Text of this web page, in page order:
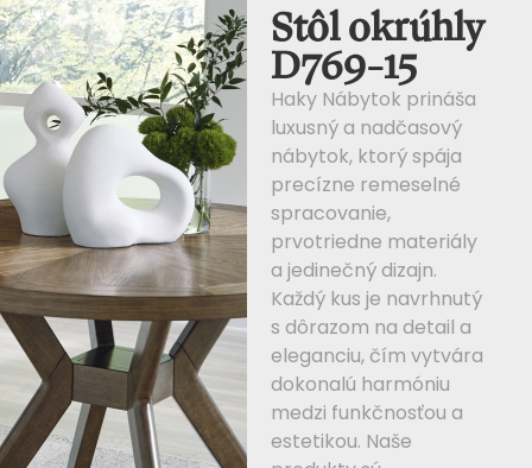
Stôl okrúhly
D769-15
Haky Nábytok prináša
luxusný a nadčasový
nábytok, ktorý spája
precízne remeselné
spracovanie,
prvotriedne materiály
a jedinečný dizajn.
Každý kus je navrhnutý
s dôrazom na detail a
eleganciu, čím vytvára
dokonalú harmóniu
medzi funkčnosťou a
estetikou. Naše